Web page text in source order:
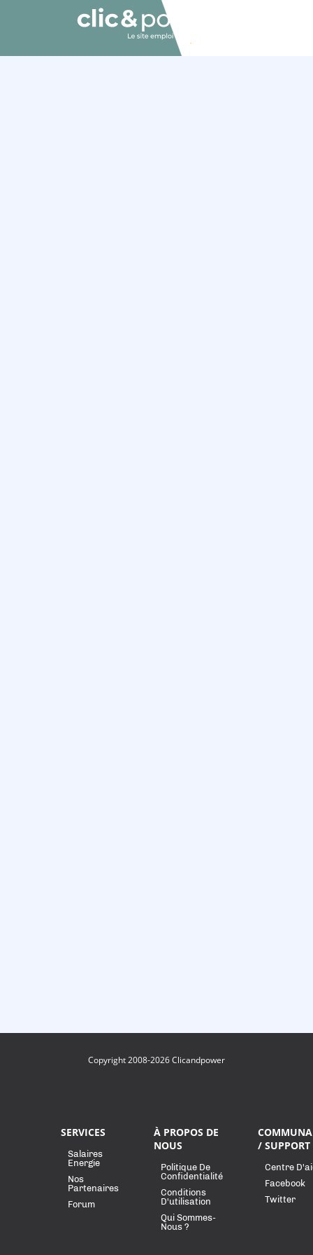
Copyright 2008-2026 Clicandpower
SERVICES
Salaires
Energie
Nos
Partenaires
Forum
À PROPOS DE
NOUS
Politique De
Confidentialité
Conditions
D'utilisation
Qui Sommes-
Nous ?
/ SUPPORT
Centre
Facebook
Twitter